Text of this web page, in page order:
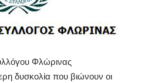
Φλώρινας
δυσκολία που βιώνουν οι